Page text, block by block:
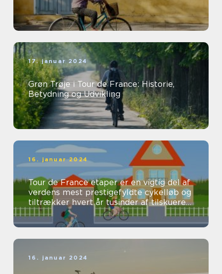
17. januar 2024
Grøn Trøje i Tour de France: Historie,
Betydning og Udvikling
16. januar 2024
Tour de France etaper er en vigtig del af
verdens mest prestigefyldte cykelløb og
tiltrækker hvert år tusinder af tilskuere
og seere fra hele verden...
16. januar 2024